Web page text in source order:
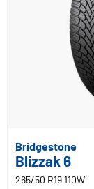
Bridgestone
Blizzak 6
265/50 R19 110W